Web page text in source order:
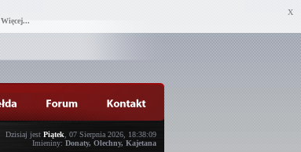
X
Więcej...
Dzisiaj jest Piątek , 07 Sierpnia 2026, 18:38:09
Imieniny: Donaty, Olechny, Kajetana